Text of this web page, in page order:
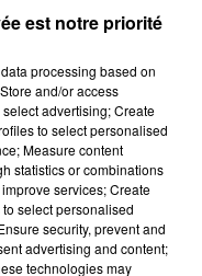
Penguin, Andy Serkis
November 7, 2019
est encore gardé
jusqu'au 23 juin
le découvrir !
est notre priorité
processing based on
and/or access
advertising; Create
to select personalised
Measure content
statistics or combinations
services; Create
select personalised
security, prevent and
advertising and content;
technologies may